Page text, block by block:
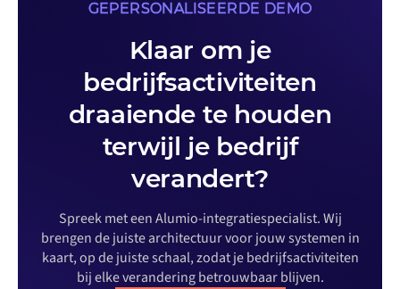
GEPERSONALISEERDE DEMO
Klaar om je
bedrijfsactiviteiten
draaiende te houden
terwijl je bedrijf
verandert?
Spreek met een Alumio-integratiespecialist. Wij
brengen de juiste architectuur voor jouw systemen in
kaart, op de juiste schaal, zodat je bedrijfsactiviteiten
bij elke verandering betrouwbaar blijven.